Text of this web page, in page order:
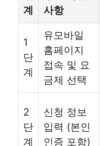
계
사항
1
단
계
유모바일
홈페이지
접속 및 요
금제 선택
2
단
계
신청 정보
입력 (본인
인증 포함)